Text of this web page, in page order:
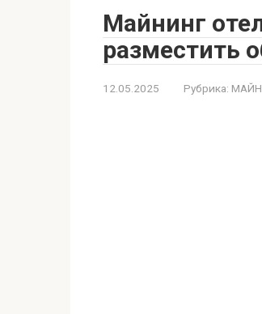
Майнинг
разместить
12.05.2025 Рубрика: